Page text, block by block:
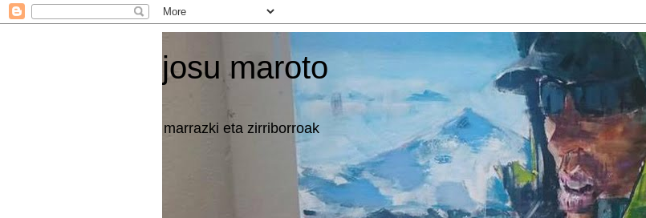
josu maroto
marrazki eta zirriborroak